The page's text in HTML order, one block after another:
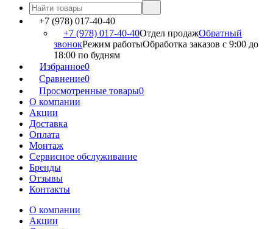
+7 (978) 017-40-40
+7 (978) 017-40-40Отдел продажОбратный
звонокРежим работыОбработка заказов с 9:00 до
18:00 по будням
Избранное0
Сравнение0
Просмотренные товары0
О компании
Акции
Доставка
Оплата
Монтаж
Сервисное обслуживание
Бренды
Отзывы
Контакты
О компании
Акции